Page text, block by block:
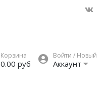
Корзина
0.00 руб
Войти / Новый
Аккаунт